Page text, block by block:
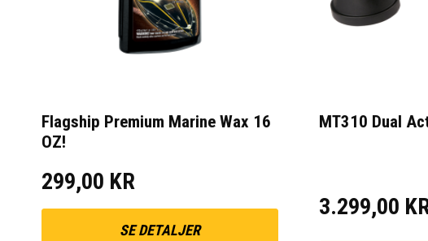
Flagship Premium Marine Wax 16
OZ!
299,00 KR
SE DETALJER
MT310 Dual
3.299,00